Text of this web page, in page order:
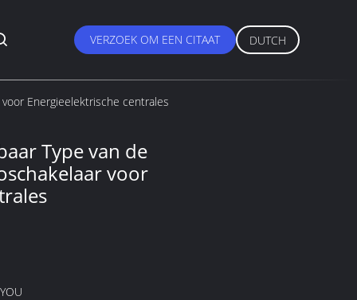
VERZOEK OM EEN CITAAT DUTCH
Energieelektrische centrales
Type van de
voor